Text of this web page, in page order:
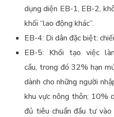
dụng diện EB-1, EB-2,
khối “lao động khác”.
EB-4: Di dân đặc biệt:
EB-5: Khối tạo việc
cầu, trong đó 32% hạn
dành cho những người
khu vực nông thôn; 10%
đủ tiêu chuẩn đầu tư